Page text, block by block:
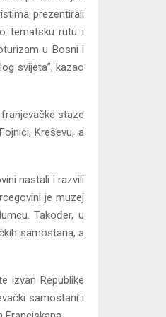
prezentirali
tematsku rutu i
u Bosni i
svijeta”, kazao
staze
Kreševu, a
nastali i razvili
je muzej
Također, u
samostana, a
izvan Republike
samostani i